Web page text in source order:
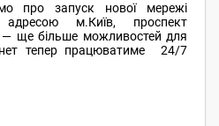
про запуск нової мережі
м.Київ, проспект
— ще більше можливостей для
тепер працюватиме 24/7